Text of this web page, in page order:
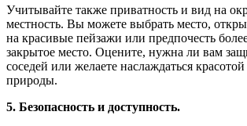
Учитывайте также приватность и вид на
местность. Вы можете выбрать место,
на красивые пейзажи или предпочесть
закрытое место. Оцените, нужна ли вам
соседей или желаете наслаждаться
природы.
5. Безопасность и доступность.